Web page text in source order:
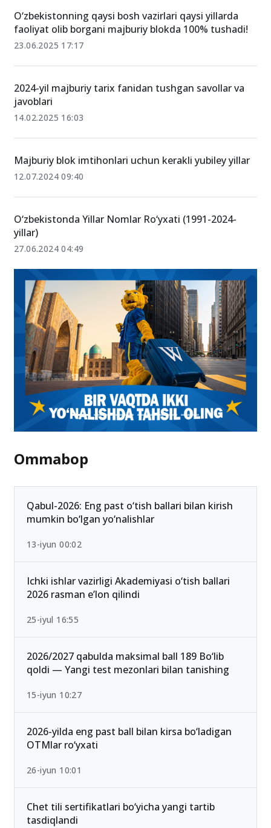
O‘zbekistonning qaysi bosh vazirlari qaysi yillarda
faoliyat olib borgani majburiy blokda 100% tushadi!
23.06.2025 17:17
2024-yil majburiy tarix fanidan tushgan savollar va
javoblari
14.02.2025 16:03
Majburiy blok imtihonlari uchun kerakli yubiley yillar
12.07.2024 09:40
O‘zbekistonda Yillar Nomlar Ro‘yxati (1991-2024-
yillar)
27.06.2024 04:49
Ommabop
Qabul-2026: Eng past o‘tish ballari bilan kirish
mumkin bo‘lgan yo‘nalishlar
13-iyun 00:02
Ichki ishlar vazirligi Akademiyasi o‘tish ballari
2026 rasman e’lon qilindi
25-iyul 16:55
2026/2027 qabulda maksimal ball 189 Bo‘lib
qoldi — Yangi test mezonlari bilan tanishing
15-iyun 10:27
2026-yilda eng past ball bilan kirsa bo‘ladigan
OTMlar ro‘yxati
26-iyun 10:01
Chet tili sertifikatlari bo‘yicha yangi tartib
tasdiqlandi